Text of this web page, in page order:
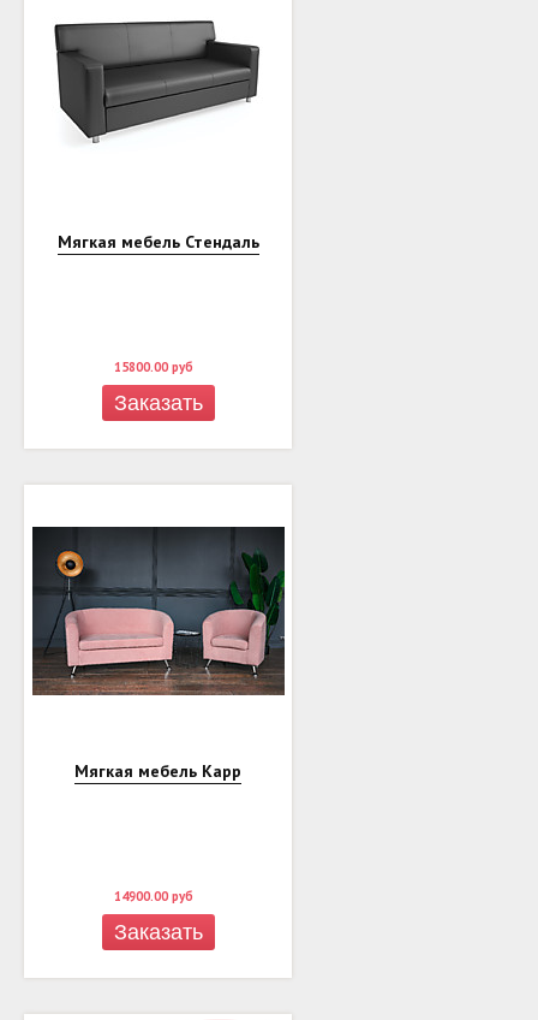
Мягкая мебель Стендаль
15800.00 руб
Заказать
Мягкая мебель Карр
14900.00 руб
Заказать